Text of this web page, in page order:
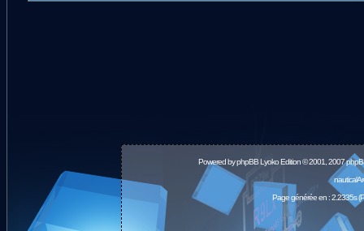
Powered byphpBBLyoko Edition © 2001, 2007
Page générée en : 2.2335s